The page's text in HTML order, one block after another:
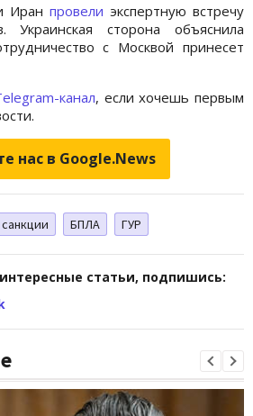
Иран провели экспертную встречу
Украинская сторона объяснила
с Москвой принесет
канал, если хочешь первым
нас в Google.News
санкции БПЛА ГУР
статьи, подпишись: